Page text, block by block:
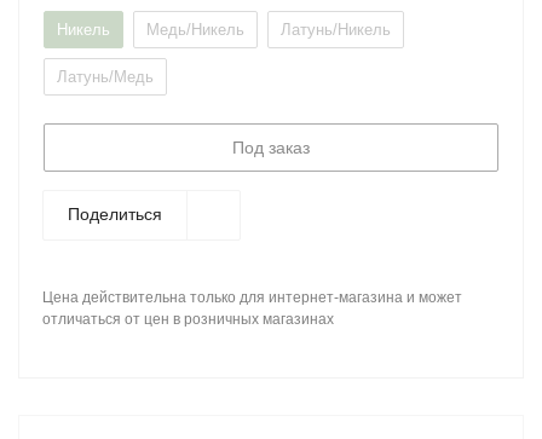
Никель Медь/Никель Латунь/Никель
Латунь/Медь
Под заказ
Поделиться
Цена действительна только для интернет-магазина и может
отличаться от цен в розничных магазинах